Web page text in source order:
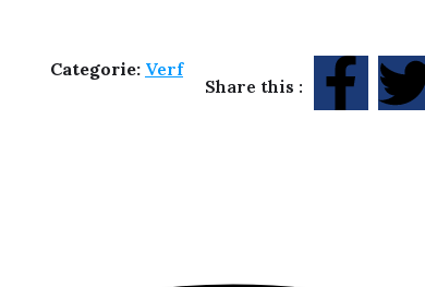
Categorie: Verf
Share this :